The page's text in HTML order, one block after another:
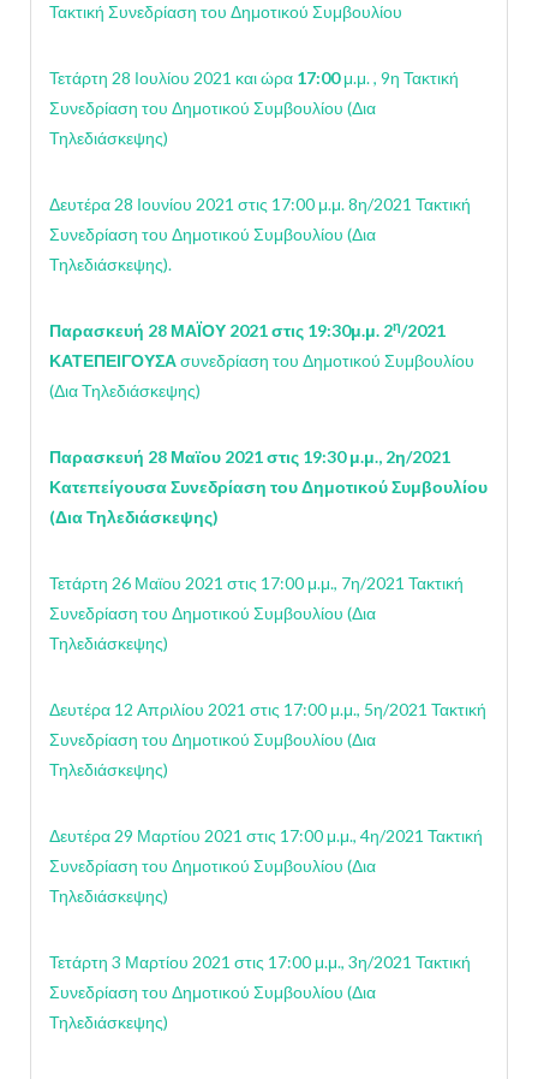
Τακτική Συνεδρίαση του Δημοτικού Συμβουλίου
Τετάρτη 28 Ιουλίου 2021 και ώρα 17:00μ.μ. , 9η Τακτική
Συνεδρίαση του Δημοτικού Συμβουλίου (Δια
Τηλεδιάσκεψης)
Δευτέρα 28 Ιουνίου 2021 στις 17:00 μ.μ. 8η/2021 Τακτική
Συνεδρίαση του Δημοτικού Συμβουλίου (Δια
Τηλεδιάσκεψης).
Παρασκευή 28 ΜΑΪΟΥ 2021 στις 19:30μ.μ. 2η/2021
ΚΑΤΕΠΕΙΓΟΥΣΑσυνεδρίαση του Δημοτικού Συμβουλίου
(Δια Τηλεδιάσκεψης)
Παρασκευή 28 Μαϊου 2021 στις 19:30 μ.μ., 2η/2021
Κατεπείγουσα Συνεδρίαση του Δημοτικού Συμβουλίου
(Δια Τηλεδιάσκεψης)
Τετάρτη 26 Μαϊου 2021 στις 17:00 μ.μ., 7η/2021 Τακτική
Συνεδρίαση του Δημοτικού Συμβουλίου (Δια
Τηλεδιάσκεψης)
Δευτέρα 12 Απριλίου 2021 στις 17:00 μ.μ., 5η/2021 Τακτική
Συνεδρίαση του Δημοτικού Συμβουλίου (Δια
Τηλεδιάσκεψης)
Δευτέρα 29 Μαρτίου 2021 στις 17:00 μ.μ., 4η/2021 Τακτική
Συνεδρίαση του Δημοτικού Συμβουλίου (Δια
Τηλεδιάσκεψης)
Τετάρτη 3 Μαρτίου 2021 στις 17:00 μ.μ., 3η/2021 Τακτική
Συνεδρίαση του Δημοτικού Συμβουλίου (Δια
Τηλεδιάσκεψης)